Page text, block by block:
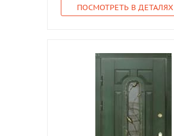
ПОСМОТРЕТЬ В ДЕТАЛЯХ